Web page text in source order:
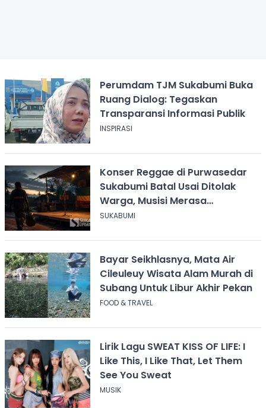
Perumdam TJM Sukabumi Buka
Ruang Dialog: Tegaskan
Transparansi Informasi Publik
INSPIRASI
Konser Reggae di Purwasedar
Sukabumi Batal Usai Ditolak
Warga, Musisi Merasa
Didiskreditkan
SUKABUMI
Bayar Seikhlasnya, Mata Air
Cileuleuy Wisata Alam Murah di
Subang Untuk Libur Akhir Pekan
FOOD & TRAVEL
Lirik Lagu SWEAT KISS OF LIFE: I
Like This, I Like That, Let Them
See You Sweat
MUSIK